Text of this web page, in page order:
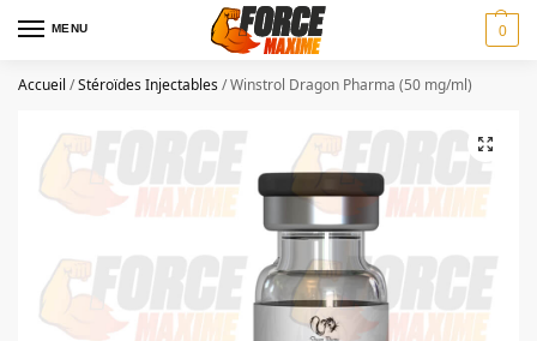
MENU 0
Accueil /Stéroïdes Injectables/Winstrol Dragon Pharma (50 mg/ml)